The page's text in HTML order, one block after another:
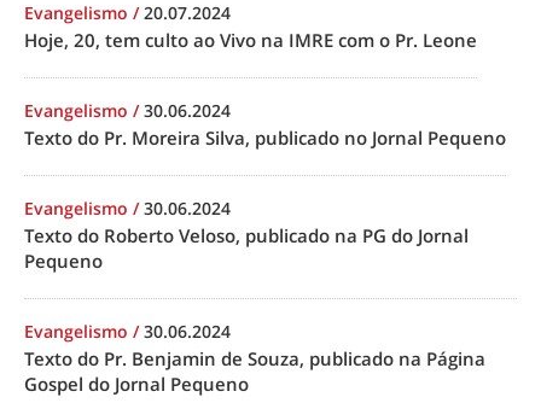
Evangelismo /20.07.2024
Hoje, 20, tem culto ao Vivo na IMRE com o Pr. Leone
Evangelismo /30.06.2024
Texto do Pr. Moreira Silva, publicado no Jornal Pequeno
Evangelismo /30.06.2024
Texto do Roberto Veloso, publicado na PG do Jornal
Pequeno
Evangelismo /30.06.2024
Texto do Pr. Benjamin de Souza, publicado na Página
Gospel do Jornal Pequeno